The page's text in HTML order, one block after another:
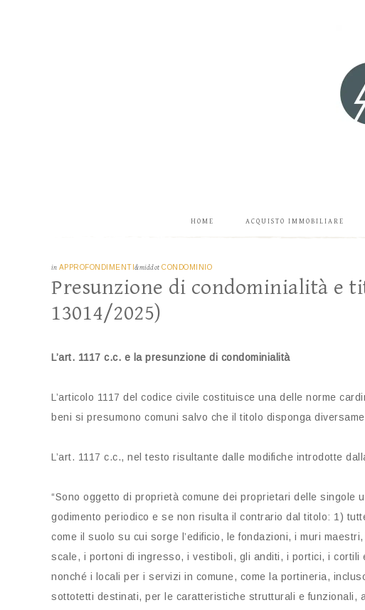
HOME ACQUISTO IMMOBILIARE
in APPROFONDIMENTI &middot CONDOMINIO
Presunzione di condominialità e
13014/2025)
L’art. 1117 c.c. e la presunzione di condominialità
L’articolo 1117 del codice civile costituisce una delle norme
beni si presumono comuni salvo che il titolo disponga
L’art. 1117 c.c., nel testo risultante dalle modifiche introdotte
“Sono oggetto di proprietà comune dei proprietari delle singole
godimento periodico e se non risulta il contrario dal titolo: 1)
come il suolo su cui sorge l’edificio, le fondazioni, i muri
scale, i portoni di ingresso, i vestiboli, gli anditi, i portici, i cortili
nonché i locali per i servizi in comune, come la portineria,
sottotetti destinati, per le caratteristiche strutturali e funzionali,